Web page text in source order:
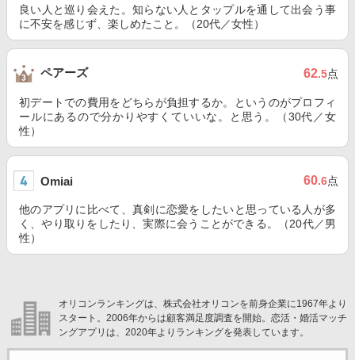
良い人と巡り会えた。知らない人とタップルを通して出会う事
に不安を感じず、楽しめたこと。（20代／女性）
ペアーズ 62.5点
初デートでの費用をどちらが負担するか。というのがプロフィ
ールにあるので分かりやすくていいな。と思う。（30代／女
性）
Omiai 60.6点
他のアプリに比べて、真剣に恋愛をしたいと思っている人が多
く、やり取りをしたり、実際に会うことができる。（20代／男
性）
オリコンランキングは、株式会社オリコンを前身企業に1967年より
スタート。2006年からは顧客満足度調査を開始。恋活・婚活マッチ
ングアプリは、2020年よりランキングを発表しています。